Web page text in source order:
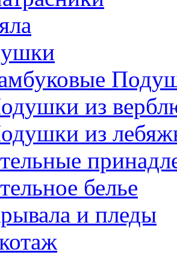
из
из
белье
и пледы